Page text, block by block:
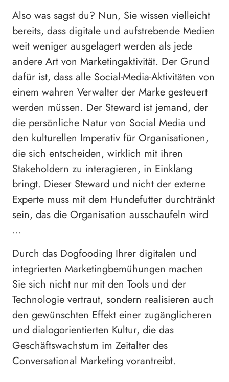
Also was sagst du? Nun, Sie wissen vielleicht
bereits, dass digitale und aufstrebende Medien
weit weniger ausgelagert werden als jede
andere Art von Marketingaktivität. Der Grund
dafür ist, dass alle Social-Media-Aktivitäten von
einem wahren Verwalter der Marke gesteuert
werden müssen. Der Steward ist jemand, der
die persönliche Natur von Social Media und
den kulturellen Imperativ für Organisationen,
die sich entscheiden, wirklich mit ihren
Stakeholdern zu interagieren, in Einklang
bringt. Dieser Steward und nicht der externe
Experte muss mit dem Hundefutter durchtränkt
sein, das die Organisation ausschaufeln wird
…
Durch das Dogfooding Ihrer digitalen und
integrierten Marketingbemühungen machen
Sie sich nicht nur mit den Tools und der
Technologie vertraut, sondern realisieren auch
den gewünschten Effekt einer zugänglicheren
und dialogorientierten Kultur, die das
Geschäftswachstum im Zeitalter des
Conversational Marketing vorantreibt.